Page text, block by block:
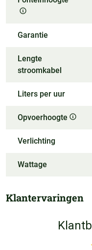
Garantie
Lengte
stroomkabel
Liters per uur
Opvoerhoogte
Verlichting
Wattage
Klantervaringen